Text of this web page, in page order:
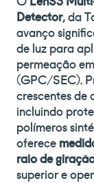
Detector, da
avanço
de luz para
permeação
(GPC/SEC).
crescentes
incluindo
polímeros
oferece
raio de
superior e